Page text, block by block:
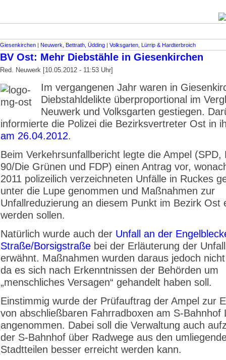
Giesenkirchen | Neuwerk, Bettrath, Üdding | Volksgarten, Lürrip & Hardterbroich
BV Ost: Mehr Diebstähle in Giesenkirchen
Red. Neuwerk [10.05.2012 - 11:53 Uhr]
Im vergangenen Jahr waren in
Diebstahldelikte überproportional im
Neuwerk und Volksgarten gestiegen.
informierte die Polizei die Bezirksvertreter Ost in
am 26.04.2012.
Beim Verkehrsunfallbericht legte die Ampel (SPD,
90/Die Grünen und FDP) einen Antrag vor,
2011 polizeilich verzeichneten Unfälle in Ruckes
unter die Lupe genommen und Maßnahmen zur
Unfallreduzierung an diesem Punkt im Bezirk Ost
werden sollen.
Natürlich wurde auch der Unfall an der
Straße/Borsigstraße bei der Erläuterung der
erwähnt. Maßnahmen wurden daraus jedoch
da es sich nach Erkenntnissen der Behörden um
„menschliches Versagen“ gehandelt haben soll.
Einstimmig wurde der Prüfauftrag der Ampel zur
von abschließbaren Fahrradboxen am S-Bahnhof
angenommen. Dabei soll die Verwaltung auch
der S-Bahnhof über Radwege aus den
Stadtteilen besser erreicht werden kann.